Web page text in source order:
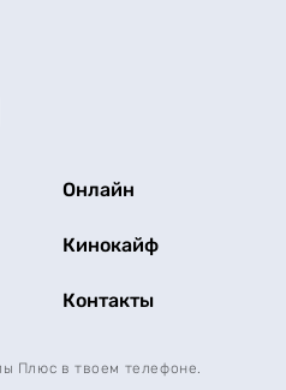
Онлайн
Кинокайф
Контакты
Плюс в твоем телефоне.